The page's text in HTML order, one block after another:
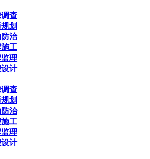
查
划
治
工
理
计
查
划
治
工
理
计